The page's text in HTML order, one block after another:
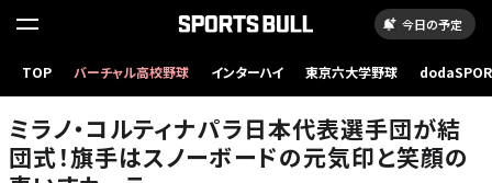
今日の予定
TOP バーチャル高校野球 インターハイ 東京六大学野球
ミラノ・コルティナパラ日本代表選手団が結
団式！旗手はスノーボードの元気印と笑顔の